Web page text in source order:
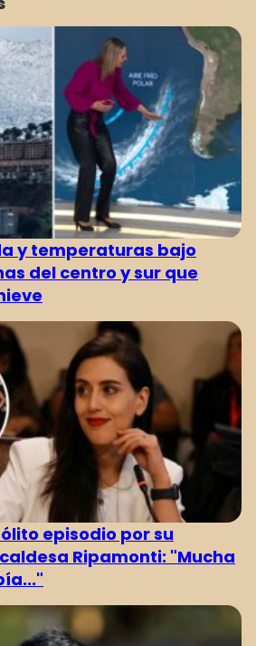
y temperaturas bajo
del centro y sur que
episodio por su
Ripamonti: "Mucha